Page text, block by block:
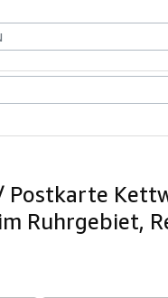
Ruhrgebiet,